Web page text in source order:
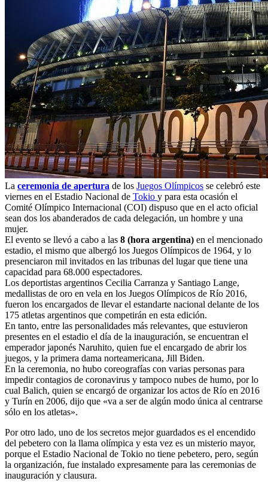
La ceremonia de apertura de los Juegos Olímpicos se celebró este
viernes en el Estadio Nacional de Tokio y para esta ocasión el
Comité Olímpico Internacional (COI) dispuso que en el acto oficial
sean dos los abanderados de cada delegación, un hombre y una
mujer.
El evento se llevó a cabo a las 8 (hora argentina) en el mencionado
estadio, el mismo que albergó los Juegos Olímpicos de 1964, y lo
presenciaron mil invitados en las tribunas del lugar que tiene una
capacidad para 68.000 espectadores.
Los deportistas argentinos Cecilia Carranza y Santiago Lange,
medallistas de oro en vela en los Juegos Olímpicos de Río 2016,
fueron los encargados de llevar el estandarte nacional delante de los
175 atletas argentinos que competirán en esta edición.
En tanto, entre las personalidades más relevantes, que estuvieron
presentes en el estadio el día de la inauguración, se encuentran el
emperador japonés Naruhito, quien fue el encargado de abrir los
juegos, y la primera dama norteamericana, Jill Biden.
En la ceremonia, no hubo coreografías con varias personas para
impedir contagios de coronavirus y tampoco nubes de humo, por lo
cual Balich, quien se encargó de organizar los actos de Río en 2016
y Turín en 2006, dijo que «va a ser de algún modo única al centrarse
sólo en los atletas».
Por otro lado, uno de los secretos mejor guardados es el encendido
del pebetero con la llama olímpica y esta vez es un misterio mayor,
porque el Estadio Nacional de Tokio no tiene pebetero, pero, según
la organización, fue instalado expresamente para las ceremonias de
inauguración y clausura.